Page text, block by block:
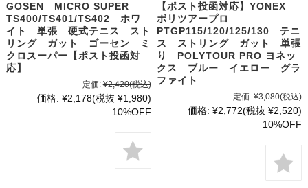
GOSEN MICRO SUPER
TS400/TS401/TS402 ホワ
イト 単張 硬式テニス スト
リング ガット ゴーセン ミ
クロスーパー【ポスト投函対
応】
定価: ¥2,420(税込)
価格: ¥2,178(税抜 ¥1,980)
10%OFF
【ポスト投函対応】YONEX
ポリツアープロ
PTGP115/120/125/130 テニ
ス ストリング ガット 単張
り POLYTOUR PRO ヨネッ
クス ブルー イエロー グラ
ファイト
定価: ¥3,080(税込)
価格: ¥2,772(税抜 ¥2,520)
10%OFF